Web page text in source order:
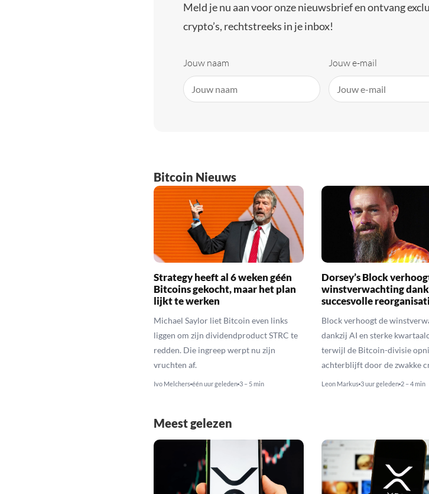
Meld je nu aan voor onze nieuwsbrief en ontvang
crypto’s, rechtstreeks in je inbox!
Jouw naam Jouw e-mail
Bitcoin Nieuws
Strategy heeft al 6 weken géén
Bitcoins gekocht, maar het plan
lijkt te werken
Michael Saylor liet Bitcoin even links
liggen om zijn dividendproduct STRC te
redden. Die ingreep werpt nu zijn
vruchten af.
Ivo Melchers één uur geleden 3 – 5 min
Dorsey’s Block
winstverwachting
succesvolle
Block verhoogt de
dankzij AI en sterke
terwijl de Bitcoin-divisie
achterblijft door de zwakke
Leon Markus 3 uur geleden 2 – 4 min
Meest gelezen